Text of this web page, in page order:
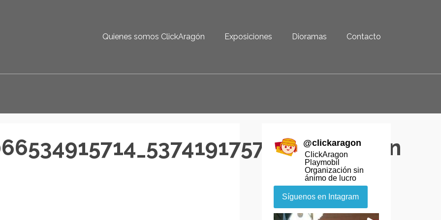
Quienes somos ClickAragón Exposiciones Dioramas Contacto
@clickaragon
ClickAragon
Playmobil
Organización sin
ánimo de lucro
Síguenos en Intagram